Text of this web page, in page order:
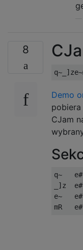
8
Demo
CJam
q~
_]z
e~   e#